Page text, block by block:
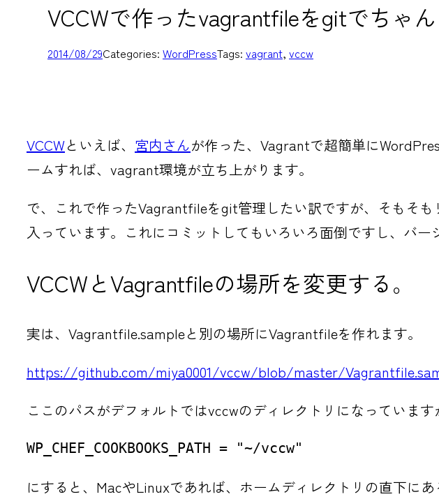
VCCWで作ったvagrantfileをgitでちゃん
2014/08/29Categories: WordPressTags: vagrant, vccw
VCCWといえば、 宮内さんが作った、Vagrantで超簡単に
ームすれば、vagrant環境が立ち上がります。
で、これで作ったVagrantfileをgit管理したい訳ですが、そもそも
入っています。これにコミットしてもいろいろ面倒ですし、バ
VCCWとVagrantfileの場所を変更する。
実は、Vagrantfile.sampleと別の場所にVagrantfileを作れます。
https://github.com/miya0001/vccw/blob/master/
ここのパスがデフォルトではvccwのディレクトリになっています
WP_CHEF_COOKBOOKS_PATH = "~/vccw"
にすると、MacやLinuxであれば、ホームディレクトリの直下に